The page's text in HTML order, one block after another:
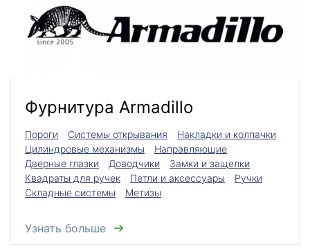
Фурнитура Armadillo
Пороги Системы открывания
Накладки и колпачки
Цилиндровые механизмы
Направляющие
Дверные глазки
Доводчики
Замки и защелки
Квадраты для ручек
Петли и аксессуары
Ручки
Складные системы
Метизы
Узнать больше